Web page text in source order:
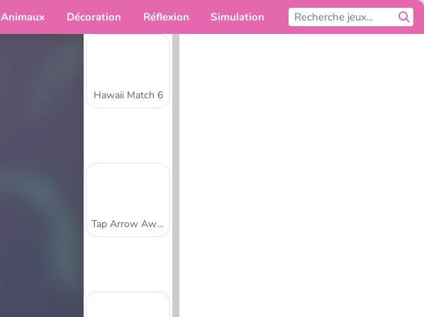
Animaux Décoration Réflexion Simulation
Hawaii Match 6
Tap Arrow Away